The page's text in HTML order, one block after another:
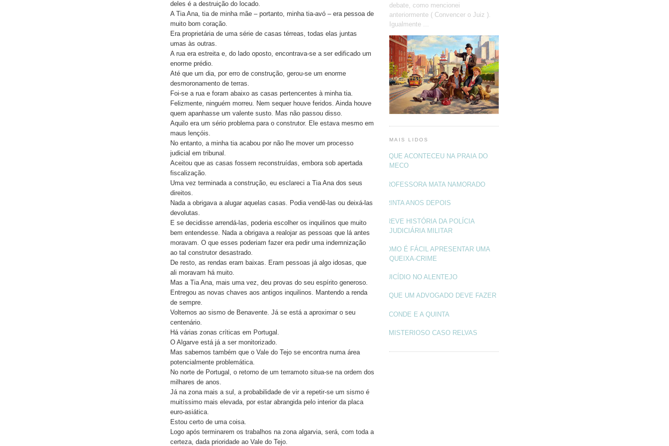
deles é a destruição do locado.
A Tia Ana, tia de minha mãe – portanto, minha tia-avó – era pessoa de
muito bom coração.
Era proprietária de uma série de casas térreas, todas elas juntas
umas às outras.
A rua era estreita e, do lado oposto, encontrava-se a ser edificado um
enorme prédio.
Até que um dia, por erro de construção, gerou-se um enorme
desmoronamento de terras.
Foi-se a rua e foram abaixo as casas pertencentes à minha tia.
Felizmente, ninguém morreu. Nem sequer houve feridos. Ainda houve
quem apanhasse um valente susto. Mas não passou disso.
Aquilo era um sério problema para o construtor. Ele estava mesmo em
maus lençóis.
No entanto, a minha tia acabou por não lhe mover um processo
judicial em tribunal.
Aceitou que as casas fossem reconstruídas, embora sob apertada
fiscalização.
Uma vez terminada a construção, eu esclareci a Tia Ana dos seus
direitos.
Nada a obrigava a alugar aquelas casas. Podia vendê-las ou deixá-las
devolutas.
E se decidisse arrendá-las, poderia escolher os inquilinos que muito
bem entendesse. Nada a obrigava a realojar as pessoas que lá antes
moravam. O que esses poderiam fazer era pedir uma indemnização
ao tal construtor desastrado.
De resto, as rendas eram baixas. Eram pessoas já algo idosas, que
ali moravam há muito.
Mas a Tia Ana, mais uma vez, deu provas do seu espírito generoso.
Entregou as novas chaves aos antigos inquilinos. Mantendo a renda
de sempre.
Voltemos ao sismo de Benavente. Já se está a aproximar o seu
centenário.
Há várias zonas críticas em Portugal.
O Algarve está já a ser monitorizado.
Mas sabemos também que o Vale do Tejo se encontra numa área
potencialmente problemática.
No norte de Portugal, o retorno de um terramoto situa-se na ordem dos
milhares de anos.
Já na zona mais a sul, a probabilidade de vir a repetir-se um sismo é
muitíssimo mais elevada, por estar abrangida pelo interior da placa
euro-asiática.
Estou certo de uma coisa.
Logo após terminarem os trabalhos na zona algarvia, será, com toda a
certeza, dada prioridade ao Vale do Tejo.
debate, como mencionei
anteriormente ( Convencer o Juiz ).
Igualmente ...
MAIS LIDOS
O QUE ACONTECEU NA PRAIA DO
MECO
PROFESSORA MATA NAMORADO
TRINTA ANOS DEPOIS
BREVE HISTÓRIA DA POLÍCIA
JUDICIÁRIA MILITAR
COMO É FÁCIL APRESENTAR UMA
QUEIXA-CRIME
SUICÍDIO NO ALENTEJO
O QUE UM ADVOGADO DEVE FAZER
O CONDE E A QUINTA
O MISTERIOSO CASO RELVAS